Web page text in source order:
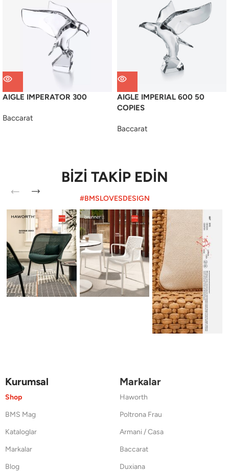
AIGLE IMPERATOR 300
Baccarat
AIGLE IMPERIAL 600 50
COPIES
Baccarat
BİZİ TAKİP EDİN
#BMSLOVESDESIGN
Kurumsal
Shop
BMS Mag
Kataloglar
Markalar
Blog
Markalar
Haworth
Poltrona Frau
Armani / Casa
Baccarat
Duxiana